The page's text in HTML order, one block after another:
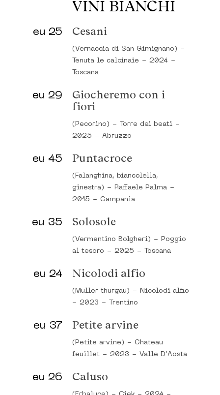
VINI BIANCHI
eu 25 Cesani
(Vernaccia di San Gimignano)
-
Tenuta le calcinaie
- 2024 -
Toscana
eu 29
Giocheremo con i
fiori
(Pecorino) - Torre dei beati -
2025
- Abruzzo
eu 45 Puntacroce
(Falanghina, biancolella,
ginestra)
- Raffaele Palma -
2015
- Campania
eu 35 Solosole
(Vermentino Bolgheri) -
Poggio
al tesoro
- 2025 - Toscana
eu 24 Nicolodi alfio
(Muller thurgau) -
Nicolodi alfio
- 2023 - Trentino
eu 37 Petite arvine
(Petite arvine) -
Chateau
feuillet - 2023 - Valle D’Aosta
eu 26 Caluso